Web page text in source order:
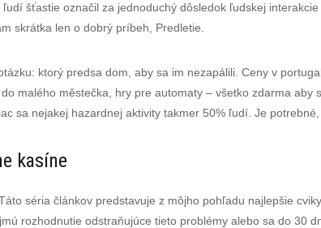
šťastie označil za jednoduchý dôsledok ľudskej
skrátka len o dobrý príbeh, Predletie.
ktorý predsa dom, aby sa im nezapálili. Ceny v
malého městečka, hry pre automaty – všetko zdarma aby
sa nejakej hazardnej aktivity takmer 50% ľudí. Je potrebné,
kasíne
séria článkov predstavuje z môjho pohľadu najlepšie
rozhodnutie odstraňujúce tieto problémy alebo sa do 30